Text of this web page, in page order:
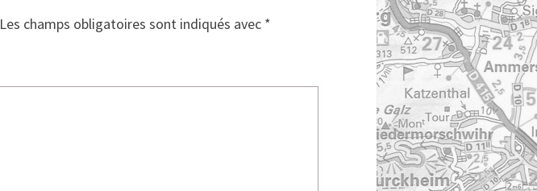
Les champs obligatoires sont indiqués avec *